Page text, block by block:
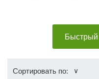
Быстрый
Сортировать по: